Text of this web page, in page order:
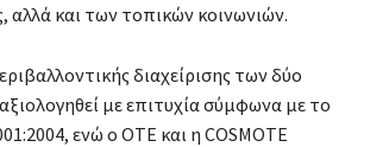
αλλά και των τοπικών κοινωνιών.
διαχείρισης των δύο
με επιτυχία σύμφωνα με το
ενώ ο ΟΤΕ και η COSMOTE